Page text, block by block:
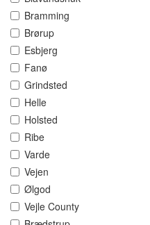
Bramming
Brørup
Esbjerg
Fanø
Grindsted
Helle
Holsted
Ribe
Varde
Vejen
Ølgod
Vejle County